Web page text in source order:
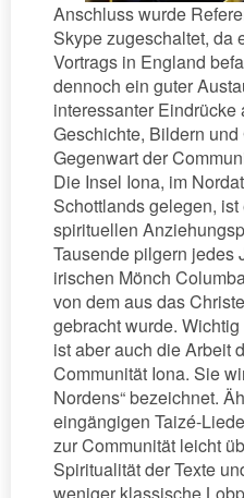
Anschluss wurde
Skype zugeschaltet, da
Vortrags in England
dennoch ein guter
interessanter
Geschichte, Bildern
Gegenwart der
Die Insel Iona, im
Schottlands gelegen,
spirituellen
Tausende pilgern jedes
irischen Mönch
von dem aus das
gebracht wurde.
ist aber auch die Arbeit
Communität Iona. Sie
Nordens“ bezeichnet.
eingängigen Taizé-
zur Communität leicht
Spiritualität der Texte